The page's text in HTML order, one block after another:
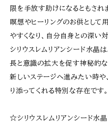
限を手放す助けになるともされ
瞑想やヒーリングのお供として
やすくなり、自分自身との深い
シリウスレムリアンシード水晶
長と意識の拡大を促す神秘的な
新しいステージへ進みたい時
り添ってくれる特別な存在です。
☆シリウスレムリアンシード水